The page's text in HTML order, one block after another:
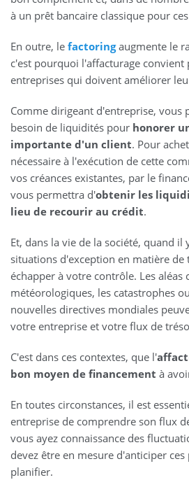
à un prêt bancaire classique pour
En outre, le factoringaugmente le
c'est pourquoi l'affacturage
entreprises qui doivent améliorer
Comme dirigeant d'entreprise, vous
besoin de liquidités pour honorer
importante d'un client. Pour
nécessaire à l'exécution de cette
vos créances existantes, par le
vous permettra d'obtenir les
lieu de recourir au crédit.
Et, dans la vie de la société, quand il
situations d'exception en matière
échapper à votre contrôle. Les aléas
météorologiques, les catastrophes
nouvelles directives mondiales
votre entreprise et votre flux de
C'est dans ces contextes, que l'
bon moyen de financement à
En toutes circonstances, il est
entreprise de comprendre son flux
vous ayez connaissance des
devez être en mesure d'anticiper
planifier.